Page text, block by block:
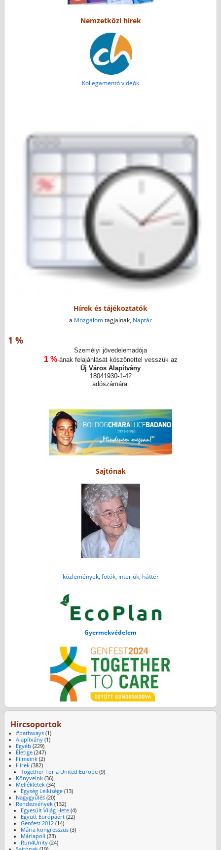
Nemzetközi hírek
Kollegamentó videók
Hírek és tájékoztatók
a Mozgalomtagjainak, Naptár
1 %
Személyi jövedelemadója
1 %-ának felajánlását köszönettel vesszük az
Új Város Alapítvány
18041930-1-42
adószámára.
Sajtónak
közlemények, fotók, interjúk, háttér
Gyermekvédelem
Hírcsoportok
#pathways(1)
Alapítvány(1)
Egyéb (229)
Életige(247)
Filmeink(2)
Hírek(382)
Together For a United Europe (9)
Könyveink(36)
Mellékletek(34)
Egység Lelkisége (13)
Nagygyűlés(20)
Rendezvények(132)
Egyesült Világ Hete (4)
Együtt Európáért (22)
Genfest 2012 (14)
Mária kongresszus (3)
Máriapoli (23)
Run4Unity (24)